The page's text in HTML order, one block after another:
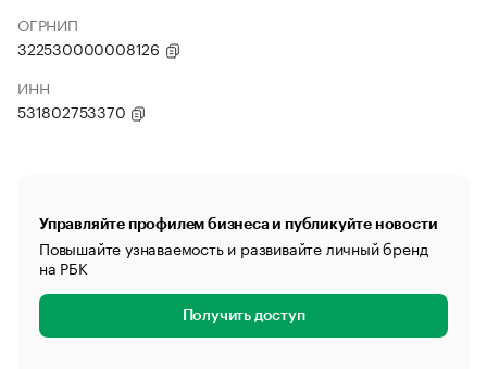
ОГРНИП
322530000008126
ИНН
531802753370
Управляйте профилем бизнеса и публикуйте новости
Повышайте узнаваемость и развивайте личный бренд
на РБК
Получить доступ